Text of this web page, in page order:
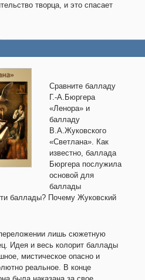
творца, и это спасает
Сравните балладу
Г.-А.Бюргера
«Ленора» и
балладу
В.А.Жуковского
«Светлана». Как
известно, баллада
Бюргера послужила
основой для
баллады
баллады? Почему Жуковский
лишь сюжетную
Идея и весь колорит баллады
мистическое опасно и
реальное. В конце